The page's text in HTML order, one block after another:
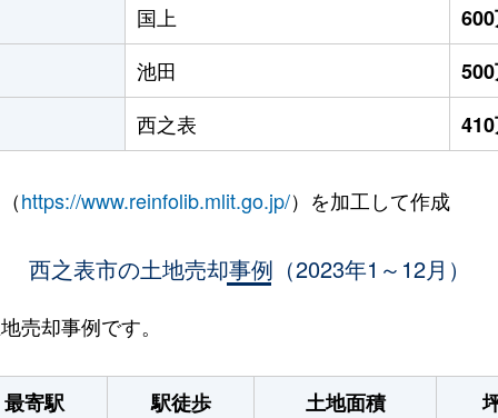
国上
池田
西之表
https://www.reinfolib.mlit.go.jp/）を加工して作成
西之表市の土地売却事例（2023年1～12月）
売却事例です。
最寄駅 駅徒歩 土地面積